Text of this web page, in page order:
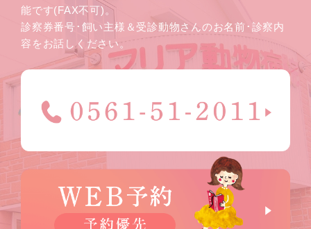
能です(FAX不可)。
診察券番号･飼い主様＆受診動物さんのお名前･診察内
容をお話しください。